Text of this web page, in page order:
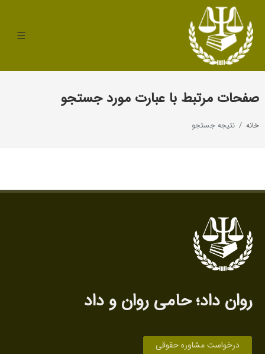
صفحات مرتبط با عبارت مورد جستجو
خانه نتیجه جستجو
روان داد‌؛ حامی روان‌ و داد
درخواست مشاوره حقوقی